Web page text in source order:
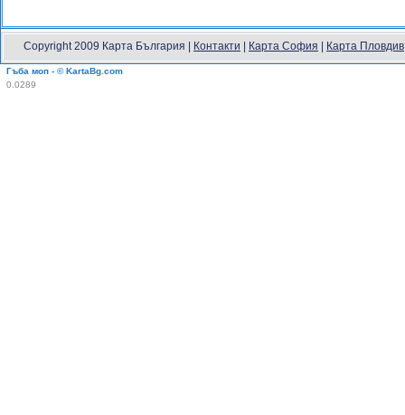
Copyright 2009 Карта България | Контакти Карта София Карта Пловдив
Гъба моп - © KartaBg.com
0.0289